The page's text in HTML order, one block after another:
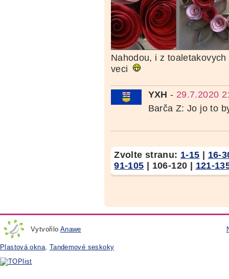
Nahodou, i z
veci
YXH - 29.7.2020
Barča Z: Jo jo to
Zvolte stranu: 1-15
16-
91-105
106-120 121-
Vytvořilo Anawe
Plastová okna, Tandemové seskoky